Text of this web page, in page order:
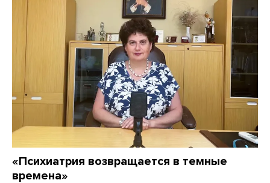
«Психиатрия возвращается в темные
времена»